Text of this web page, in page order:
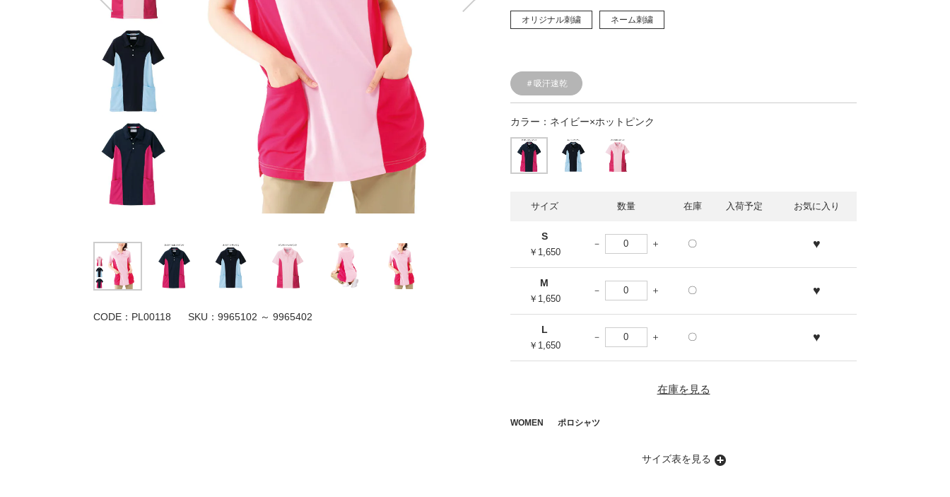
CODE：PL00118 SKU： 9965102 ～ 9965402
オリジナル刺繍 ネーム刺繍
＃吸汗速乾
カラー： ネイビー×ホットピンク
サイズ 数量 在庫 入荷予定 お気に入り
S
￥1,650
〇 ♥
M
￥1,650
〇 ♥
L
￥1,650
〇 ♥
在庫を見る
WOMEN ポロシャツ
サイズ表を見る